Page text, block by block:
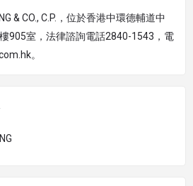
& CO., C.P.，位於香港中環德輔道中
905室，法律諮詢電話2840-1543，電
。